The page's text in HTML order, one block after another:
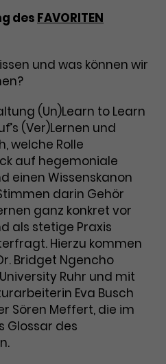
Zugang zu
gewählten Tracking-
Das Cookie
um
, Sitzungs- und
zu berechnen
der Website für
der Website zu
Cookies speichern
anonym und weisen
Nummer zu,
zu erkennen.
alle Scripte, die es uns
Außerdem helfen sie
und Inhalte besser auf
abzustimmen.
verwendet, um
von Werbeanzeigen zu
Conversions zu
Dieses Cookie hilft dabei
ob Nutzer über
auf unsere
sind.
des FAVORITEN
und was können wir
(Un)Learn to Learn
(Ver)Lernen und
welche Rolle
auf hegemoniale
einen Wissenskanon
darin Gehör
ganz konkret vor
als stetige Praxis
Hierzu kommen
Bridget Ngencho
Ruhr und mit
Eva Busch
Sören Meffert, die im
Glossar des